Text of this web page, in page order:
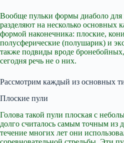
Вообще пульки формы диаболо для
разделяют на несколько основных
формой наконечника: плоские,
полусферические (полушарик) и
также подвиды вроде
сегодня речь не о них.
Рассмотрим каждый из основных
Плоские пули
Голова такой пули плоская с
долго считалось самым точным из
течение многих лет они